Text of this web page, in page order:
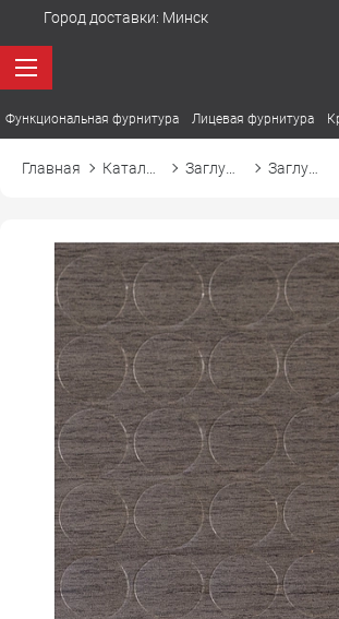
Город доставки: Минск
Функциональная фурнитура Лицевая фурнитура
Главная